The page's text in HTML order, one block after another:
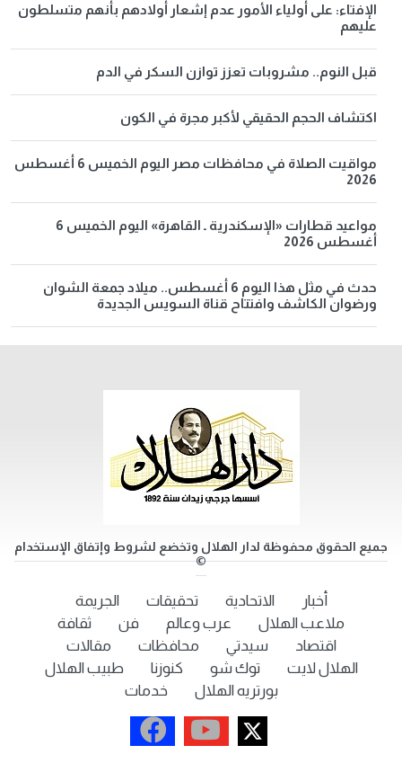
الإفتاء: على أولياء الأمور عدم إشعار أولادهم بأنهم متسلطون
عليهم
قبل النوم.. مشروبات تعزز توازن السكر في الدم
اكتشاف الحجم الحقيقي لأكبر مجرة في الكون
مواقيت الصلاة في محافظات مصر اليوم الخميس 6 أغسطس
2026
مواعيد قطارات «الإسكندرية ـ القاهرة» اليوم الخميس 6
أغسطس 2026
حدث في مثل هذا اليوم 6 أغسطس.. ميلاد جمعة الشوان
ورضوان الكاشف وافتتاح قناة السويس الجديدة
جميع الحقوق محفوظة لدار الهلال وتخضع لشروط وإتفاق الإستخدام
©
أخبار الاتحادية تحقيقات
الجريمة
ملاعب الهلال
عرب وعالم فن
ثقافة
اقتصاد
سيدتي محافظات
مقالات
الهلال لايت
توك شو كنوزنا
طبيب الهلال
بورتريه الهلال
خدمات